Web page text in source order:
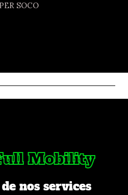
SOCO
Mobility
nos services